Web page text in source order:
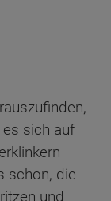
sich auf
schon, die
und